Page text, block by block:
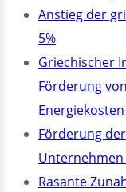
Anstieg der
5%
Griechischer
Förderung
Energiekosten
Förderung
Rasante